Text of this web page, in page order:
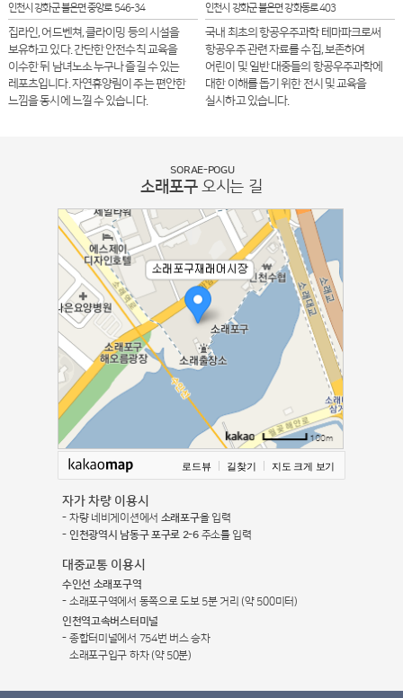
인천시 강화군 불은면 중앙로 546-34
집라인, 어드벤쳐, 클라이밍 등의 시설을
보유하고 있다. 간단한 안전수칙 교육을
이수한 뒤 남녀노소 누구나 즐길 수 있는
레포츠입니다. 자연휴양림이 주는 편안한
느낌을 동시에 느낄 수 있습니다.
인천시 강화군 불은면 강화동로 403
국내 최초의 항공우주과학 테마파크로써
항공우주 관련 자료를 수집, 보존하여
어린이 및 일반 대중들의 항공우주과학에
대한 이해를 돕기 위한 전시 및 교육을
실시하고 있습니다.
SORAE-POGU
소래포구오시는 길
로드뷰 길찾기 지도 크게 보기
자가 차량 이용시
차량 네비게이션에서 소래포구을 입력
인천광역시 남동구 포구로 2-6 주소를 입력
대중교통 이용시
수인선 소래포구역
소래포구역에서 동쪽으로 도보 5분 거리 (약 500미터)
인천역고속버스터미널
종합터미널에서 754번 버스 승차
소래포구입구 하차 (약 50분)